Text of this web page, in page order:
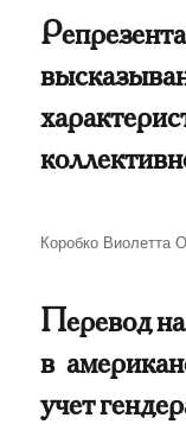
Автор
Коробко Виолетта
Перевод
в
учет